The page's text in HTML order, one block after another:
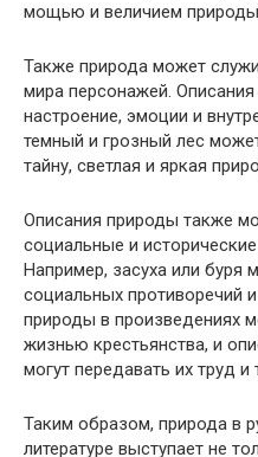
мощью и величием
Также природа может
мира персонажей.
настроение, эмоции и
темный и грозный лес
тайну, светлая и яркая
Описания природы также
социальные и
Например, засуха или буря
социальных противоречий
природы в произведениях
жизнью крестьянства, и
могут передавать их труд и
Таким образом, природа в
литературе выступает не